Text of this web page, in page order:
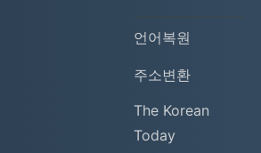
언어복원
주소변환
The Korean
Today